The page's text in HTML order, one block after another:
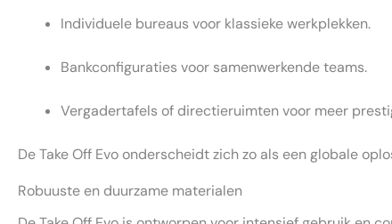
Individuele bureaus voor klassieke werkplekken.
Bankconfiguraties voor samenwerkende teams.
Vergadertafels of directieruimten voor meer
De Take Off Evo onderscheidt zich zo als een globale
Robuuste en duurzame materialen